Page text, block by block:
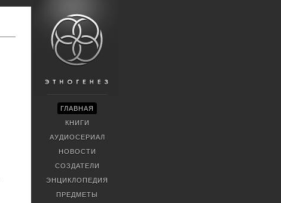
ГЛАВНАЯ
КНИГИ
АУДИОСЕРИАЛ
НОВОСТИ
СОЗДАТЕЛИ
ЭНЦИКЛОПЕДИЯ
ПРЕДМЕТЫ